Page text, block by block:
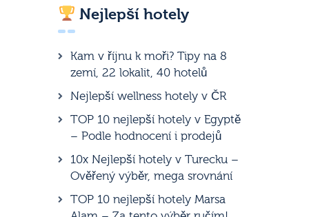
Nejlepší hotely
Kam v říjnu k moři? Tipy na 8
zemí, 22 lokalit, 40 hotelů
Nejlepší wellness hotely v ČR
TOP 10 nejlepší hotely v Egyptě
– Podle hodnocení i prodejů
10x Nejlepší hotely v Turecku –
Ověřený výběr, mega srovnání
TOP 10 nejlepší hotely Marsa